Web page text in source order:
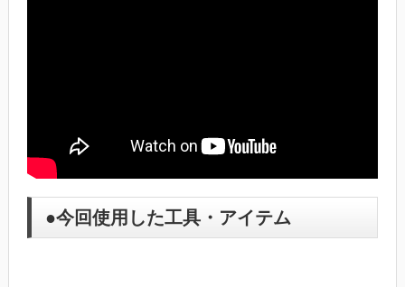
●今回使用した工具・アイテム